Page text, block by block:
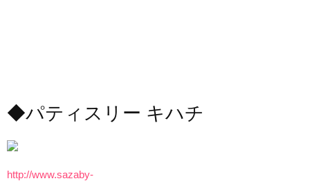
◆パティスリー キハチ
http://www.sazaby-